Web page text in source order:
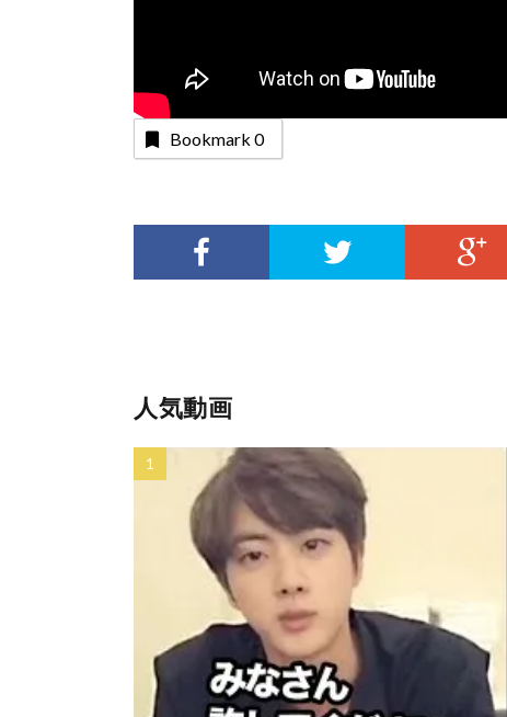
Bookmark 0
人気動画